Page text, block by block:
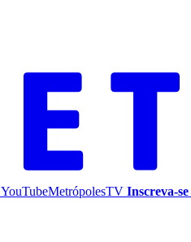
YouTubeMetrópolesTV Inscreva-se